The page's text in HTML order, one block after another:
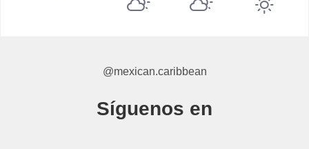
@mexican.caribbean
Síguenos en